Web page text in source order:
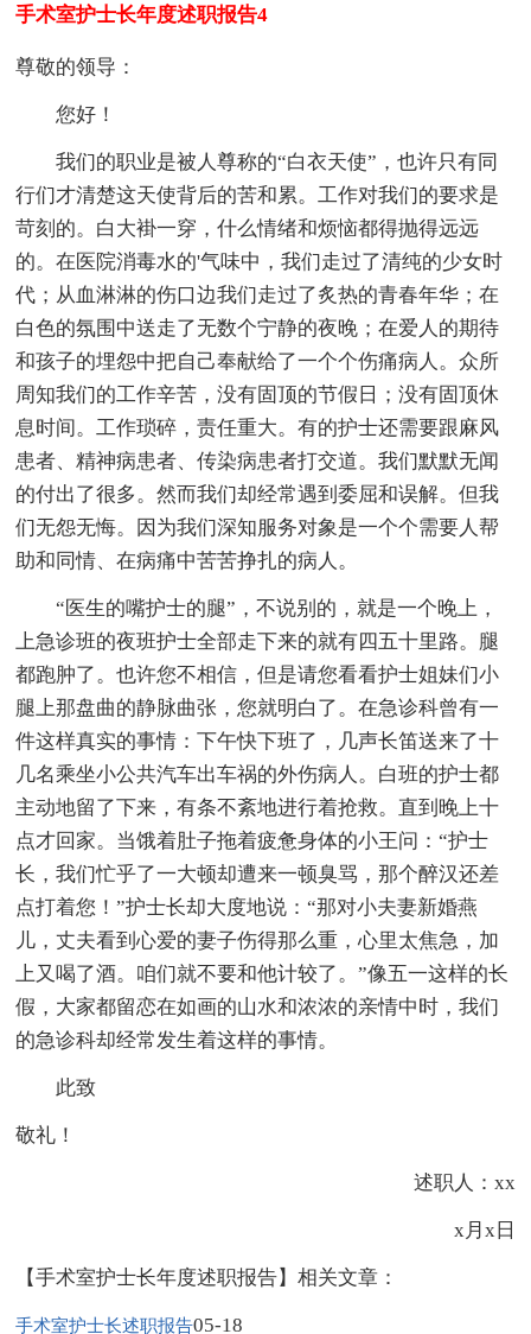
手术室护士长年度述职报告4
尊敬的领导：
您好！
我们的职业是被人尊称的“白衣天使”，也许只有同
行们才清楚这天使背后的苦和累。工作对我们的要求是
苛刻的。白大褂一穿，什么情绪和烦恼都得抛得远远
的。在医院消毒水的'气味中，我们走过了清纯的少女时
代；从血淋淋的伤口边我们走过了炙热的青春年华；在
白色的氛围中送走了无数个宁静的夜晚；在爱人的期待
和孩子的埋怨中把自己奉献给了一个个伤痛病人。众所
周知我们的工作辛苦，没有固顶的节假日；没有固顶休
息时间。工作琐碎，责任重大。有的护士还需要跟麻风
患者、精神病患者、传染病患者打交道。我们默默无闻
的付出了很多。然而我们却经常遇到委屈和误解。但我
们无怨无悔。因为我们深知服务对象是一个个需要人帮
助和同情、在病痛中苦苦挣扎的病人。
“医生的嘴护士的腿”，不说别的，就是一个晚上，
上急诊班的夜班护士全部走下来的就有四五十里路。腿
都跑肿了。也许您不相信，但是请您看看护士姐妹们小
腿上那盘曲的静脉曲张，您就明白了。在急诊科曾有一
件这样真实的事情：下午快下班了，几声长笛送来了十
几名乘坐小公共汽车出车祸的外伤病人。白班的护士都
主动地留了下来，有条不紊地进行着抢救。直到晚上十
点才回家。当饿着肚子拖着疲惫身体的小王问：“护士
长，我们忙乎了一大顿却遭来一顿臭骂，那个醉汉还差
点打着您！”护士长却大度地说：“那对小夫妻新婚燕
儿，丈夫看到心爱的妻子伤得那么重，心里太焦急，加
上又喝了酒。咱们就不要和他计较了。”像五一这样的长
假，大家都留恋在如画的山水和浓浓的亲情中时，我们
的急诊科却经常发生着这样的事情。
此致
敬礼！
述职人：xx
x月x日
【手术室护士长年度述职报告】相关文章：
手术室护士长述职报告05-18